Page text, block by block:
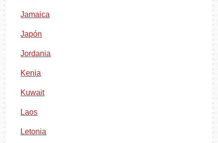
Jamaica
Japón
Jordania
Kenia
Kuwait
Laos
Letonia